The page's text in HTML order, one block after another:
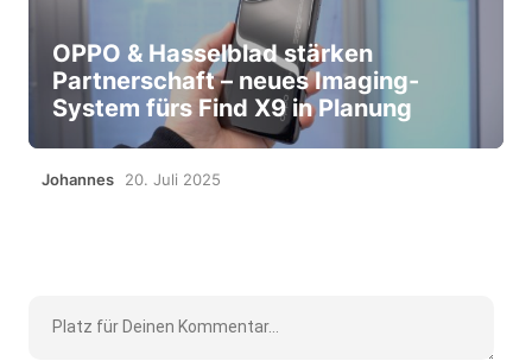
OPPO & Hasselblad stärken
Partnerschaft – neues Imaging-
System fürs Find X9 in Planung
Johannes 20. Juli 2025